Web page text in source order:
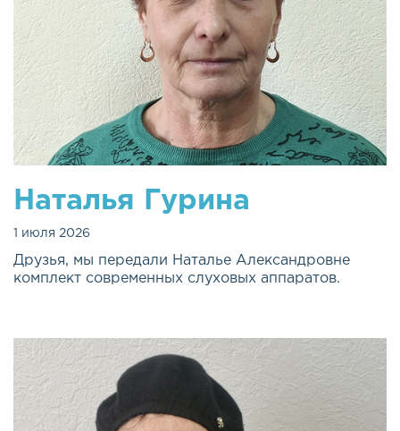
Наталья Гурина
1 июля 2026
Друзья, мы передали Наталье Александровне
комплект современных слуховых аппаратов.